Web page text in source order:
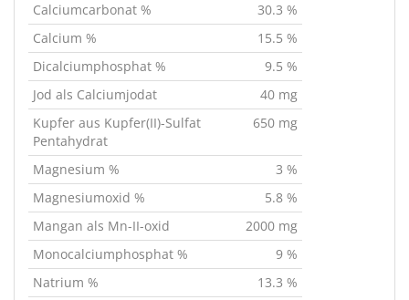
Calciumcarbonat %
30.3 %
Calcium %
15.5 %
Dicalciumphosphat %
9.5 %
Jod als Calciumjodat
40 mg
Kupfer aus Kupfer(II)-Sulfat
Pentahydrat
650 mg
Magnesium %
3 %
Magnesiumoxid %
5.8 %
Mangan als Mn-II-oxid
2000 mg
Monocalciumphosphat %
9 %
Natrium %
13.3 %